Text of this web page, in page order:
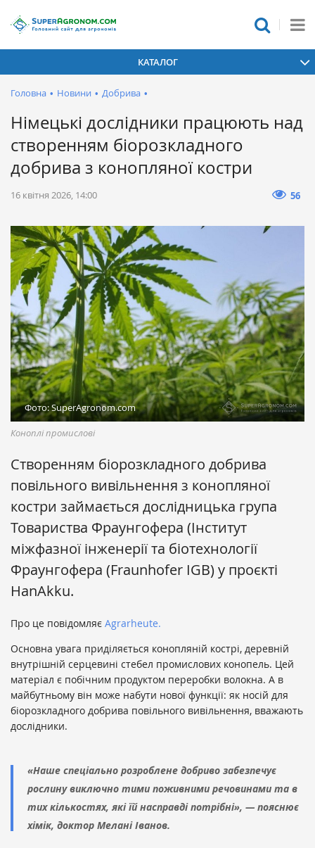
КАТАЛОГ
Головна • Новини • Добрива •
Німецькі дослідники працюють над
створенням біорозкладного
добрива з конопляної костри
16 квітня 2026, 14:00 56
Фото: SuperAgronom.com
Коноплі промислові
Створенням біорозкладного добрива
повільного вивільнення з конопляної
костри займається дослідницька група
Товариства Фраунгофера (Інститут
міжфазної інженерії та біотехнології
Фраунгофера (Fraunhofer IGB) у проєкті
HanAkku.
Про це повідомляє Agrarheute.
Основна увага приділяється конопляній кострі, деревній
внутрішній серцевині стебел промислових конопель. Цей
матеріал є побічним продуктом переробки волокна. А в
майбутньому він може набути нової функції: як носій для
біорозкладного добрива повільного вивільнення, вважають
дослідники.
«Наше спеціально розроблене добриво забезпечує
рослину виключно тими поживними речовинами та в
тих кількостях, які їй насправді потрібні», — пояснює
хімік, доктор Мелані Іванов.